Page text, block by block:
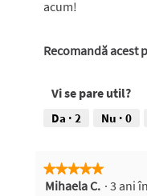
acum!
Recomandă acest
Vi se pare util?
Da · 2 Nu · 0
★★★★★
★★★★★
5
Mihaela C. · 3 ani